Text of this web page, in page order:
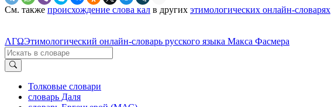
См. также происхождение слова кал в других этимологических онлайн-словарях
ΛΓΩЭтимологический онлайн-словарь русского языка Макса Фасмера
Толковые словари
словарь Даля